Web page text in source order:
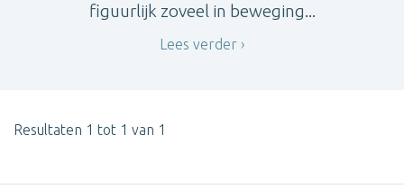
figuurlijk zoveel in beweging...
Lees verder
Resultaten 1 tot 1 van 1